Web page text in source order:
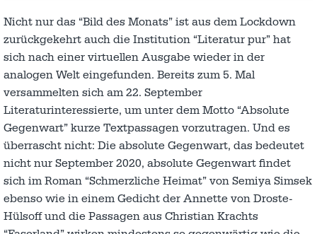
Nicht nur das “Bild des Monats” ist aus dem Lockdown
zurückgekehrt auch die Institution “Literatur pur” hat
sich nach einer virtuellen Ausgabe wieder in der
analogen Welt eingefunden. Bereits zum 5. Mal
versammelten sich am 22. September
Literaturinteressierte, um unter dem Motto “Absolute
Gegenwart” kurze Textpassagen vorzutragen. Und es
überrascht nicht: Die absolute Gegenwart, das bedeutet
nicht nur September 2020, absolute Gegenwart findet
sich im Roman “Schmerzliche Heimat” von Semiya Simsek
ebenso wie in einem Gedicht der Annette von Droste-
Hülsoff und die Passagen aus Christian Krachts